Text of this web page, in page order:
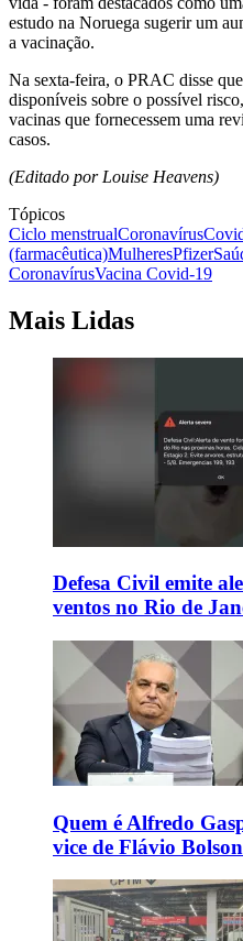
estudo na Noruega sugerir um
a vacinação.
Na sexta-feira, o PRAC disse
disponíveis sobre o possível
vacinas que fornecessem uma
casos.
(Editado por Louise Heavens)
Tópicos
Ciclo menstrualCoronavírus
(farmacêutica)MulheresPfizer
CoronavírusVacina Covid-19
Mais Lidas
Defesa Civil emite
ventos no Rio de
Quem é Alfredo
vice de Flávio